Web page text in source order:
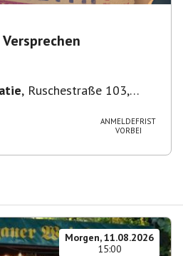
, Ruschestraße 103,
ANMELDEFRIST
VORBEI
Morgen, 11.08.2026
15:00